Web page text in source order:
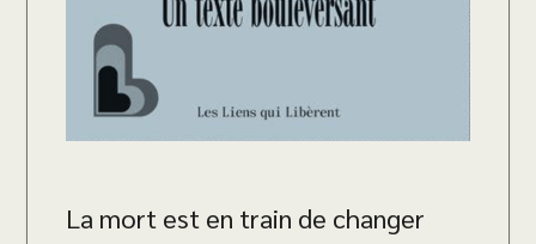
La mort est en train de changer